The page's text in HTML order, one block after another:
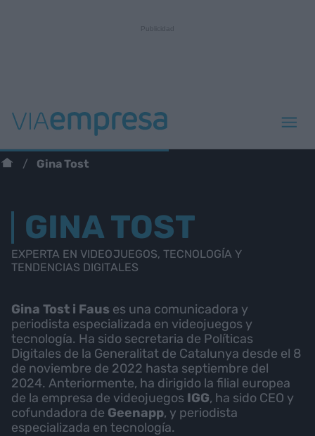
Gina Tost
GINA TOST
EXPERTA EN VIDEOJUEGOS, TECNOLOGÍA Y
TENDENCIAS DIGITALES
Gina Tost i Faus es una comunicadora y
periodista especializada en videojuegos y
tecnología. Ha sido secretaria de Políticas
Digitales de la Generalitat de Catalunya desde el 8
de noviembre de 2022 hasta septiembre del
2024. Anteriormente, ha dirigido la filial europea
de la empresa de videojuegos IGG, ha sido CEO y
cofundadora de Geenapp, y periodista
especializada en tecnología.